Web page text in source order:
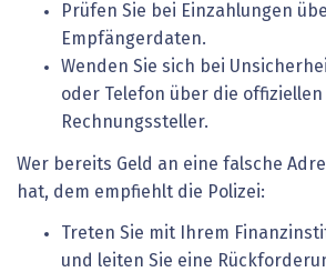
Prüfen Sie bei Einzahlungen
Empfängerdaten.
Wenden Sie sich bei
oder Telefon über die
Rechnungssteller.
Wer bereits Geld an eine falsche
hat, dem empfiehlt die Polizei:
Treten Sie mit Ihrem
und leiten Sie eine